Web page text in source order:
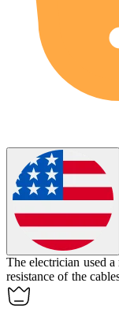
The electrician used a
resistance of the